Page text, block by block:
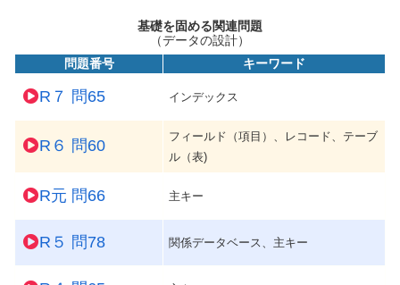
基礎を固める関連問題
（データの設計）
問題番号
キーワード
R７ 問65 インデックス
R６ 問60
フィールド（項目）、レコード、テーブ
ル（表)
R元 問66 主キー
R５ 問78 関係データベース、主キー